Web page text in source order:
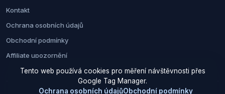
Kontakt
Ochrana osobních údajů
Obchodní podmínky
Affiliate upozornění
Tento web používá cookies pro měření návštěvnosti přes
Google Tag Manager.
Ochrana osobních údajůObchodní podmínky